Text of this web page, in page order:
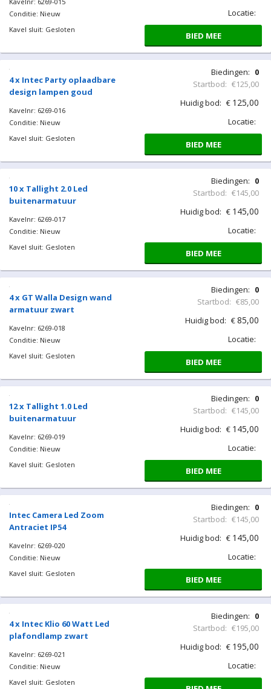
Conditie: Nieuw
Kavel sluit: Gesloten
Locatie:
BIED MEE
4 x Intec Party oplaadbare
design lampen goud
Kavelnr: 6269-016
Conditie: Nieuw
Kavel sluit: Gesloten
Biedingen: 0
Startbod: €125,00
Huidig bod: € 125,00
Locatie:
BIED MEE
10 x Tallight 2.0 Led
buitenarmatuur
Kavelnr: 6269-017
Conditie: Nieuw
Kavel sluit: Gesloten
Biedingen: 0
Startbod: €145,00
Huidig bod: € 145,00
Locatie:
BIED MEE
4 x GT Walla Design wand
armatuur zwart
Kavelnr: 6269-018
Conditie: Nieuw
Kavel sluit: Gesloten
Biedingen: 0
Startbod: €85,00
Huidig bod: €85,00
Locatie:
BIED MEE
12 x Tallight 1.0 Led
buitenarmatuur
Kavelnr: 6269-019
Conditie: Nieuw
Kavel sluit: Gesloten
Biedingen: 0
Startbod: €145,00
Huidig bod: € 145,00
Locatie:
BIED MEE
Intec Camera Led Zoom
Antraciet IP54
Kavelnr: 6269-020
Conditie: Nieuw
Kavel sluit: Gesloten
Biedingen: 0
Startbod: €145,00
Huidig bod: € 145,00
Locatie:
BIED MEE
4 x Intec Klio 60 Watt Led
plafondlamp zwart
Kavelnr: 6269-021
Conditie: Nieuw
Kavel sluit: Gesloten
Biedingen: 0
Startbod: €195,00
Huidig bod: € 195,00
Locatie: